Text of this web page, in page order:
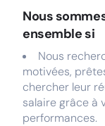
Nous
ensemble si
Nous
motivées,
chercher leur
salaire grâce à
performances.